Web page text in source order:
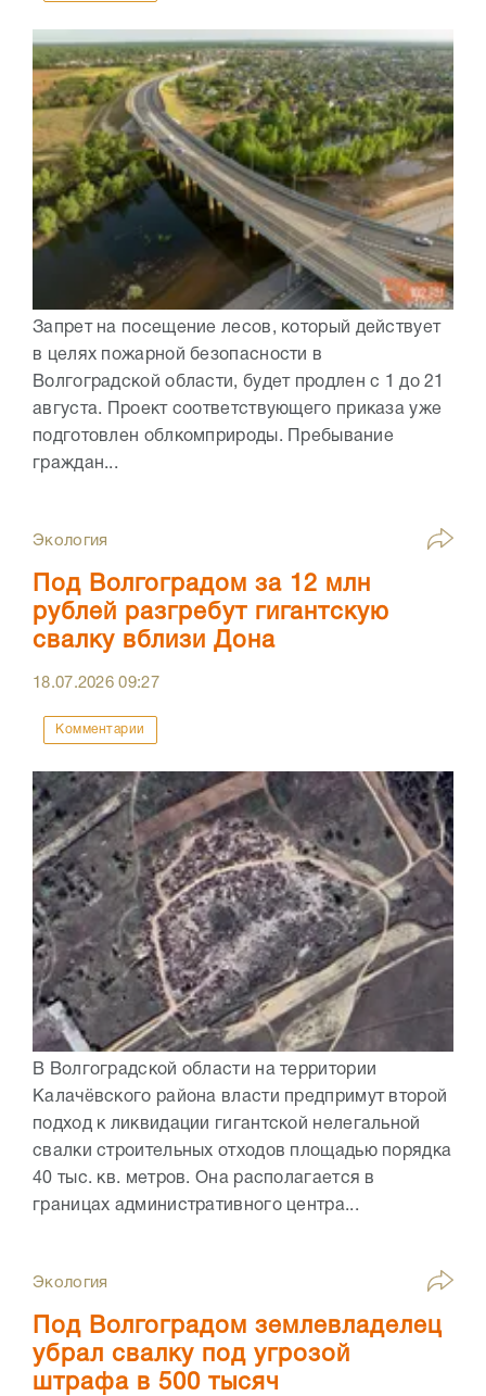
Запрет на посещение лесов, который действует
в целях пожарной безопасности в
Волгоградской области, будет продлен с 1 до 21
августа. Проект соответствующего приказа уже
подготовлен облкомприроды. Пребывание
граждан...
Экология
Под Волгоградом за 12 млн
рублей разгребут гигантскую
свалку вблизи Дона
18.07.202609:27
Комментарии
В Волгоградской области на территории
Калачёвского района власти предпримут второй
подход к ликвидации гигантской нелегальной
свалки строительных отходов площадью порядка
40 тыс. кв. метров. Она располагается в
границах административного центра...
Экология
Под Волгоградом землевладелец
убрал свалку под угрозой
штрафа в 500 тысяч